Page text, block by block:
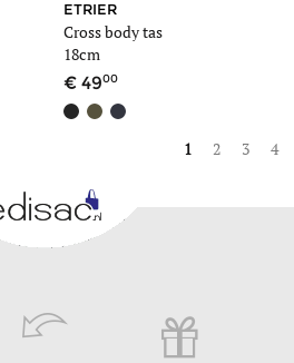
ETRIER
Cross body tas
18cm
4900
1 2 3 4